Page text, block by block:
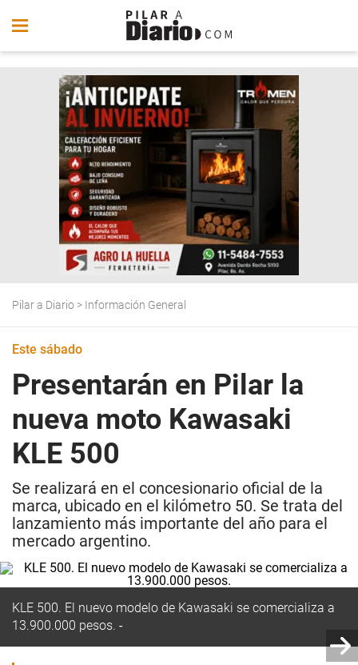
Pilar a Diario > Información General
Este sábado
Presentarán en Pilar la
nueva moto Kawasaki
KLE 500
Se realizará en el concesionario oficial de la
marca, ubicado en el kilómetro 50. Se trata del
lanzamiento más importante del año para el
mercado argentino.
KLE 500. El nuevo modelo de Kawasaki se comercializa a
13.900.000 pesos.